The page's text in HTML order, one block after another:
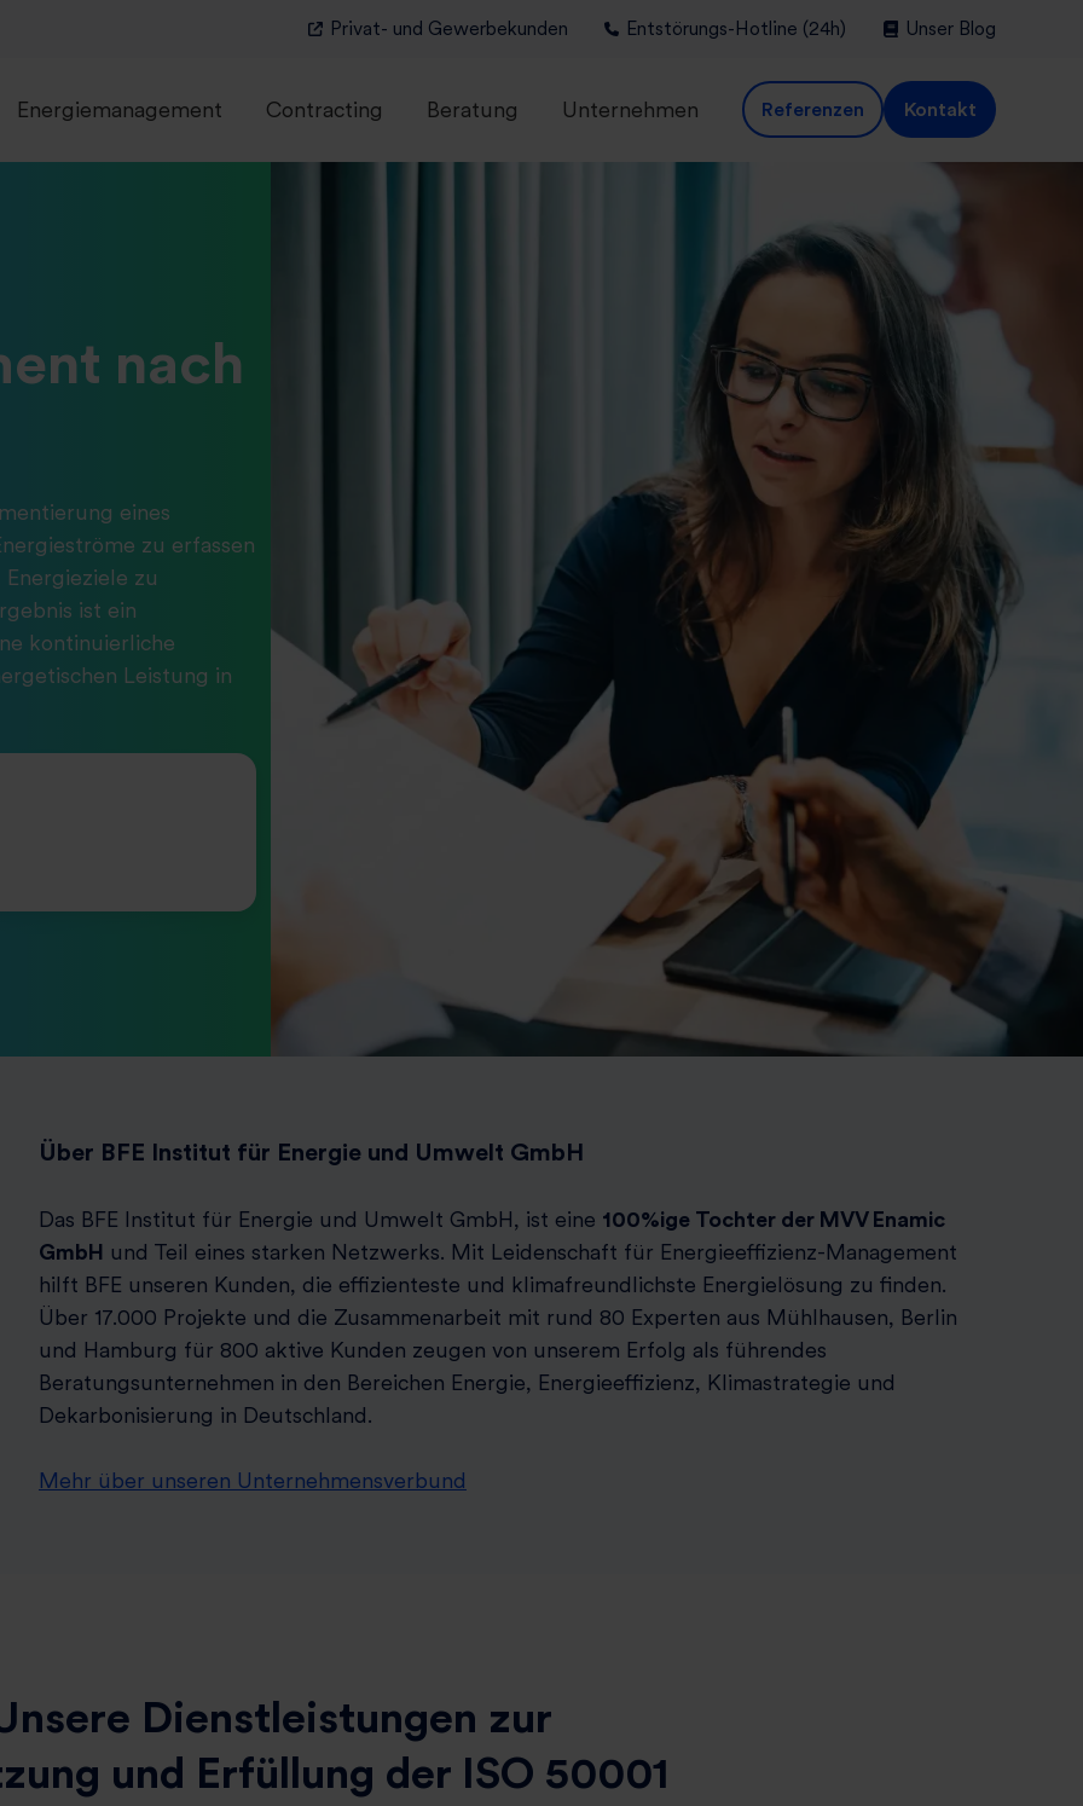
Privat- und Gewerbekunden Entstörungs-Hotline (24h) Unser Blog
Energiemanagement Contracting Beratung Unternehmen Referenzen Kontakt
nach
eines
zu erfassen
zu
ist ein
kontinuierliche
Leistung in
Über BFE Institut für Energie und Umwelt GmbH
Das BFE Institut für Energie und Umwelt GmbH, ist eine 100%ige Tochter der MVV Enamic
GmbH und Teil eines starken Netzwerks. Mit Leidenschaft für Energieeffizienz-Management
hilft BFE unseren Kunden, die effizienteste und klimafreundlichste Energielösung zu finden.
Über 17.000 Projekte und die Zusammenarbeit mit rund 80 Experten aus Mühlhausen, Berlin
und Hamburg für 800 aktive Kunden zeugen von unserem Erfolg als führendes
Beratungsunternehmen in den Bereichen Energie, Energieeffizienz, Klimastrategie und
Dekarbonisierung in Deutschland.
Mehr über unseren Unternehmensverbund
Dienstleistungen zur
und Erfüllung der ISO 50001